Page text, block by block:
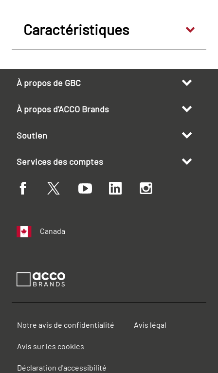
Caractéristiques
À propos de GBC
À propos d'ACCO Brands
Soutien
Services des comptes
Canada
Notre avis de confidentialité Avis légal
Avis sur les cookies
Déclaration d'accessibilité